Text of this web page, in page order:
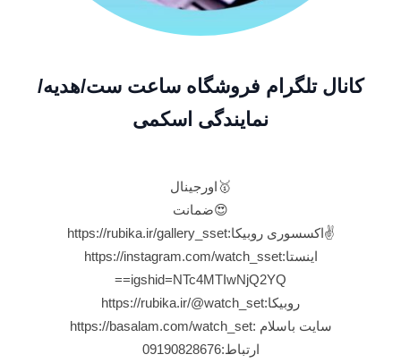
کانال تلگرام فروشگاه ساعت ست/هدیه/
نمایندگی اسکمی
🥇اورجینال
😍ضمانت
✌️اکسسوری روبیکا:https://rubika.ir/gallery_sset
اینستا:https://instagram.com/watch_sset
igshid=NTc4MTIwNjQ2YQ==
روبیکا:https://rubika.ir/@watch_set
سایت باسلام :https://basalam.com/watch_set
ارتباط:09190828676